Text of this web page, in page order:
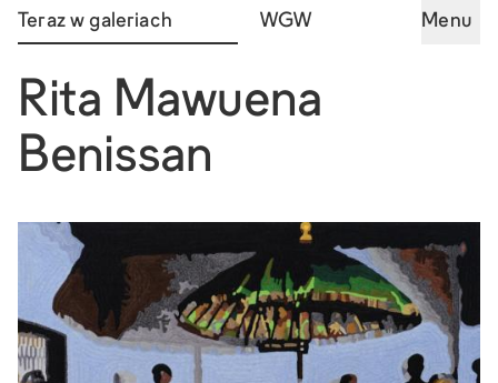
Teraz w galeriach WGW Menu
Rita Mawuena
Benissan